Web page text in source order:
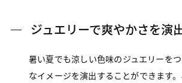
ジュエリーで爽やかさを演
暑い夏でも涼しい色味のジュエリーを
なイメージを演出することができます